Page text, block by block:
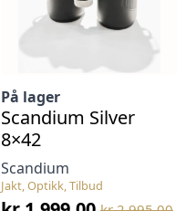
Jakt, Optikk, Tilbud
Scandium
På lager
Scandium Silver
8×42